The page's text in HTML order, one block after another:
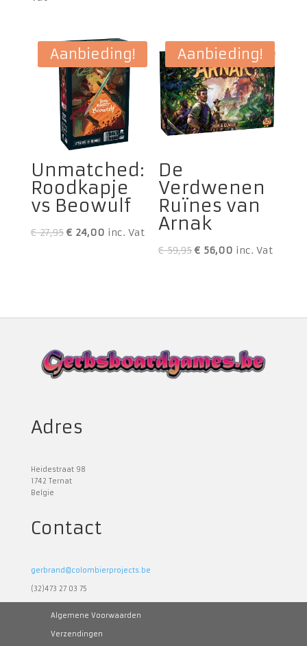
Aanbieding!
Unmatched:
Roodkapje
vs Beowulf
€27,95 Oorspronkelijke
€24,00Huidige
inc. Vat
Aanbieding!
De
Verdwenen
Ruïnes van
Arnak
€59,95 Oorspronkelijke
€ 56,00 Huidige
inc. Vat
Adres
Heidestraat 98
1742 Ternat
Belgie
Contact
gerbrand@colombierprojects.be
(32)473 27 03 75
Algemene Voorwaarden
Verzendingen